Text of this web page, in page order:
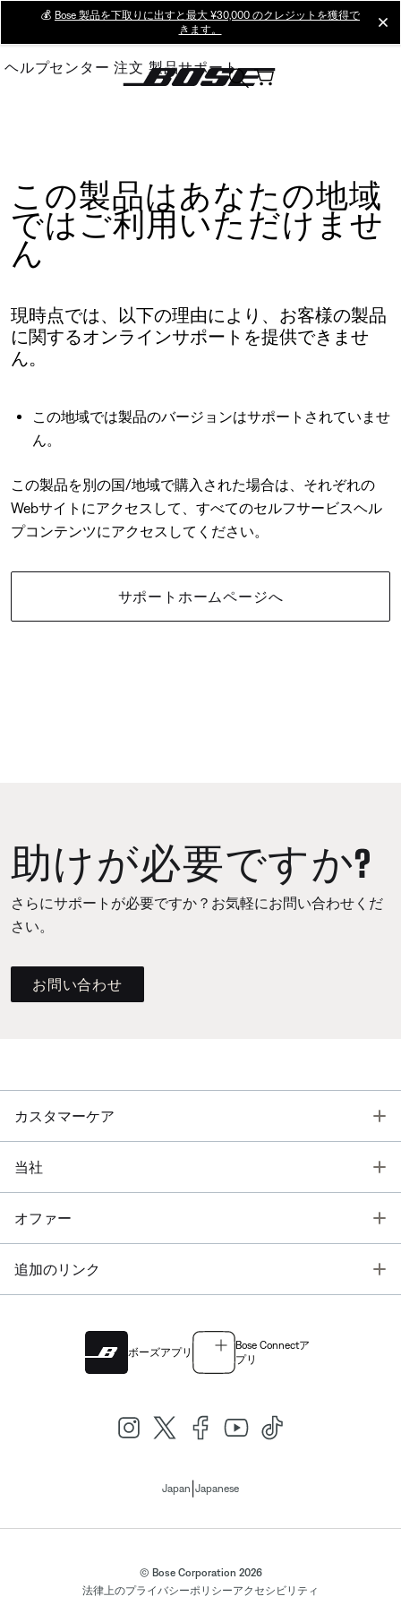
Main
💰 Bose 製品を下取りに出すと最大 ¥30,000 のクレジットを獲得で
きます。
ヘルプセンター 注文 製品サポート
この製品はあなたの地域
ではご利用いただけませ
ん
現時点では、以下の理由により、お客様の製品
に関するオンラインサポートを提供できませ
ん。
この地域では製品のバージョンはサポートされていませ
ん。
この製品を別の国/地域で購入された場合は、それぞれの
Webサイトにアクセスして、すべてのセルフサービスヘル
プコンテンツにアクセスしてください。
サポートホームページへ
助けが必要ですか?
さらにサポートが必要ですか？お気軽にお問い合わせくだ
さい。
お問い合わせ
カスタマーケア
当社
オファー
追加のリンク
ボーズアプリ
Bose Connectア
プリ
Japan Japanese
© Bose Corporation 2026
法律上のプライバシーポリシーアクセシビリティ